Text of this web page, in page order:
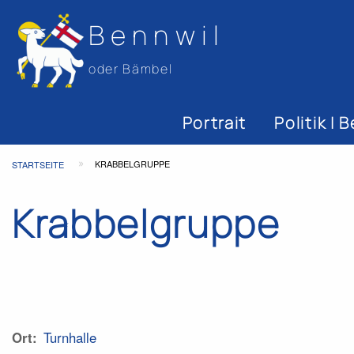
Bennwil
oder Bämbel
Top
Bar
Portrait Politik |
Pfadnavigation
STARTSEITE KRABBELGRUPPE
Krabbelgruppe
Ort
Turnhalle